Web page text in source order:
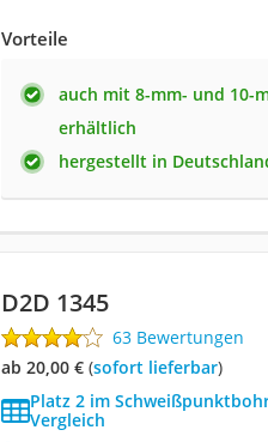
Vorteile
auch mit 8-mm- und 10-
erhältlich
hergestellt in
D2D 1345
63 Bewertungen
ab 20,00 €( Sofort lieferbar)
Platz 2 im
Vergleich